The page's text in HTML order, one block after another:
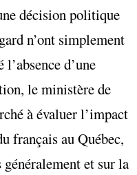
décision politique
n’ont simplement
d’une
le ministère de
à évaluer l’impact
français au Québec,
et sur la